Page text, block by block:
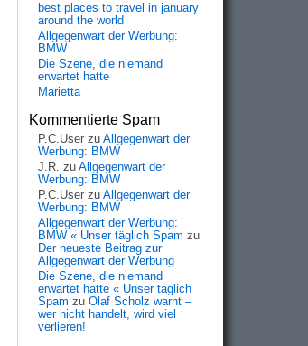
best places to travel in january
around the world
Allgegenwart der Werbung:
BMW
Die Szene, die niemand
erwartet hatte
Marietta
Kommentierte Spam
P.C.User zu Allgegenwart der
Werbung: BMW
J.R. zu Allgegenwart der
Werbung: BMW
P.C.User zu Allgegenwart der
Werbung: BMW
Allgegenwart der Werbung:
BMW « Unser täglich Spam zu
Der neueste Beitrag zur
Allgegenwart der Werbung
Die Szene, die niemand
erwartet hatte « Unser täglich
Spam zu Olaf Scholz warnt –
wer nicht handelt, wird viel
verlieren!